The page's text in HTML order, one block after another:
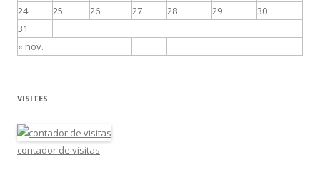
« nov.
24
25 26 27 28 29
30
31
VISITES
contador de visitas